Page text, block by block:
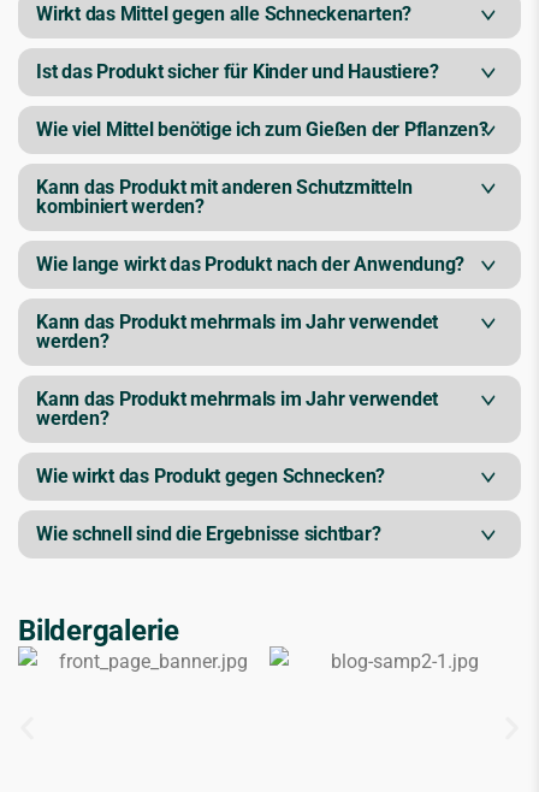
Wirkt das Mittel gegen alle Schneckenarten?
Ist das Produkt sicher für Kinder und Haustiere?
Wie viel Mittel benötige ich zum Gießen der Pflanzen?
Kann das Produkt mit anderen Schutzmitteln
kombiniert werden?
Wie lange wirkt das Produkt nach der Anwendung?
Kann das Produkt mehrmals im Jahr verwendet
werden?
Kann das Produkt mehrmals im Jahr verwendet
werden?
Wie wirkt das Produkt gegen Schnecken?
Wie schnell sind die Ergebnisse sichtbar?
Bildergalerie